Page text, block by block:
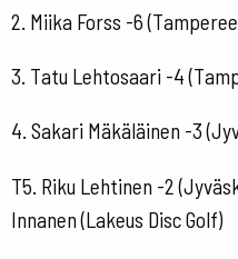
2. Miika Forss -6
3. Tatu Lehtosaari -4
4. Sakari Mäkäläinen -3
T5. Riku Lehtinen -2
Innanen (Lakeus Disc Golf)